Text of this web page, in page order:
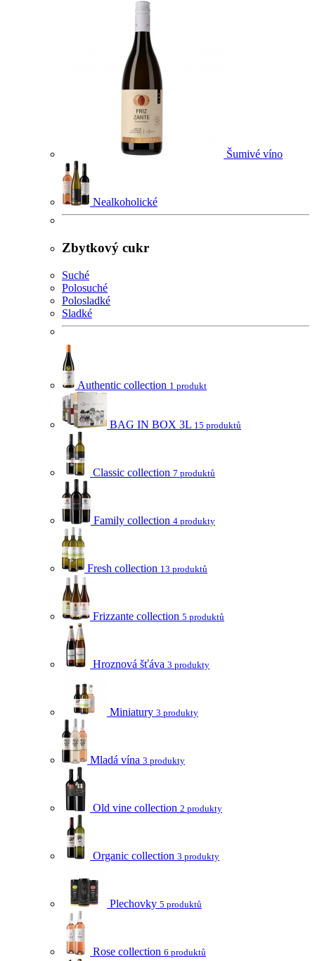
Šumivé víno
Nealkoholické
Zbytkový cukr
Suché
Polosuché
Polosladké
Sladké
Authentic collection 1 produkt
BAG IN BOX 3L 15 produktů
Classic collection 7 produktů
Family collection 4 produkty
Fresh collection 13 produktů
Frizzante collection 5 produktů
Hroznová šťáva 3 produkty
Miniatury 3 produkty
Mladá vína 3 produkty
Old vine collection 2 produkty
Organic collection 3 produkty
Plechovky 5 produktů
Rose collection 6 produktů